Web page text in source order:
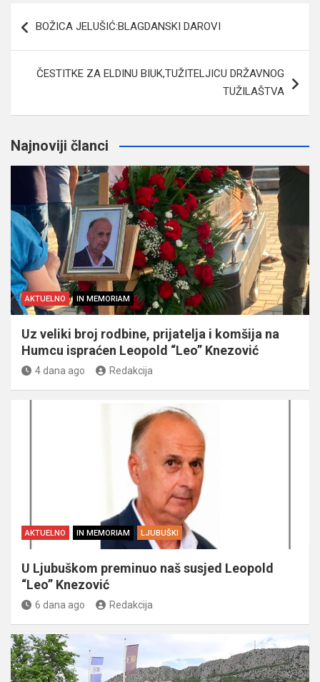
članaka
BOŽICA JELUŠIĆ:BLAGDANSKI DAROVI
ČESTITKE ZA ELDINU BIUK,TUŽITELJICU DRŽAVNOG
TUŽILAŠTVA
Najnoviji članci
AKTUELNO IN MEMORIAM
Uz veliki broj rodbine, prijatelja i komšija na
Humcu ispraćen Leopold “Leo” Knezović
4 dana ago Redakcija
AKTUELNO IN MEMORIAM LJUBUŠKI
U Ljubuškom preminuo naš susjed Leopold
“Leo” Knezović
6 dana ago Redakcija